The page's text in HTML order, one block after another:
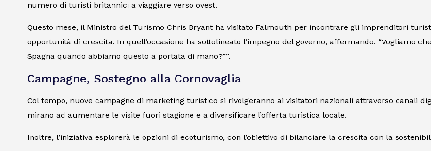
numero di turisti britannici a viaggiare verso ovest.
Questo mese, il Ministro del Turismo Chris Bryant ha visitato Falmouth per incontrare gli imprenditori
opportunità di crescita. In quell’occasione ha sottolineato l’impegno del governo, affermando: “Vogliamo
Spagna quando abbiamo questo a portata di mano?””.
Campagne, Sostegno alla Cornovaglia
Col tempo, nuove campagne di marketing turistico si rivolgeranno ai visitatori nazionali attraverso canali
mirano ad aumentare le visite fuori stagione e a diversificare l’offerta turistica locale.
Inoltre, l’iniziativa esplorerà le opzioni di ecoturismo, con l’obiettivo di bilanciare la crescita con la